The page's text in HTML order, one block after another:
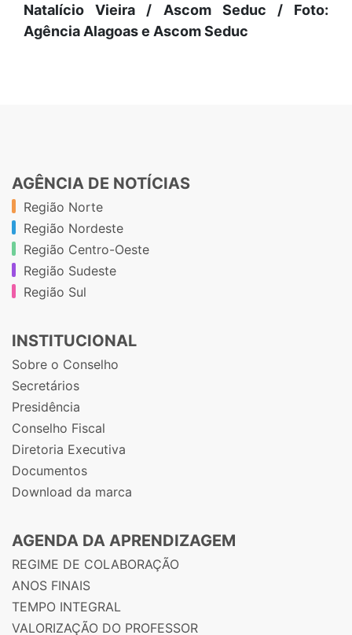
Natalício Vieira / Ascom Seduc / Foto:
Agência Alagoas e Ascom Seduc
AGÊNCIA DE NOTÍCIAS
Região Norte
Região Nordeste
Região Centro-Oeste
Região Sudeste
Região Sul
INSTITUCIONAL
Sobre o Conselho
Secretários
Presidência
Conselho Fiscal
Diretoria Executiva
Documentos
Download da marca
AGENDA DA APRENDIZAGEM
REGIME DE COLABORAÇÃO
ANOS FINAIS
TEMPO INTEGRAL
VALORIZAÇÃO DO PROFESSOR